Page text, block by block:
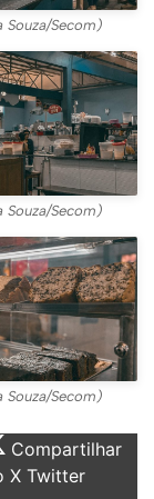
Souza/Secom)
Souza/Secom)
Souza/Secom)
Compartilhar
X Twitter